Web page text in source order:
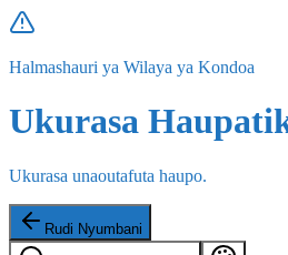
Halmashauri ya Wilaya ya Kondoa
Ukurasa
Ukurasa unaoutafuta haupo.
Rudi Nyumbani